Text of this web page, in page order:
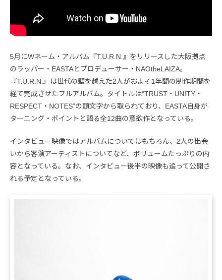
5月にWネーム・アルバム『T.U.R.N.』をリリースした大阪拠点
のラッパー・EASTAとプロデューサー・NAOtheLAIZA。
『T.U.R.N.』は世代の壁を越えた2人がおよそ1年聞の制作期間を
経て完成させたフルアルバム。タイトルは“TRUST・UNITY・
RESPECT・NOTES”の頭文字から取られており、EASTA自身が
ターニング・ポイントと語る全12曲の意欲作となっている。
インタビュー映像ではアルバムについてはもちろん、2人の出会
いから客演アーティストについてなど、ボリュームたっぷりの内
容となっている。なお、インタビュー後半の映像も追って公開さ
れる予定となっている。